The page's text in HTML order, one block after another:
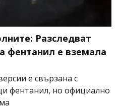
Разследват
фентанил е вземала
е свързана с
фентанил, но официално